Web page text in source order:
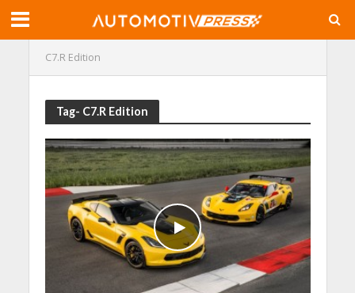
C7.R Edition
Tag- C7.R Edition